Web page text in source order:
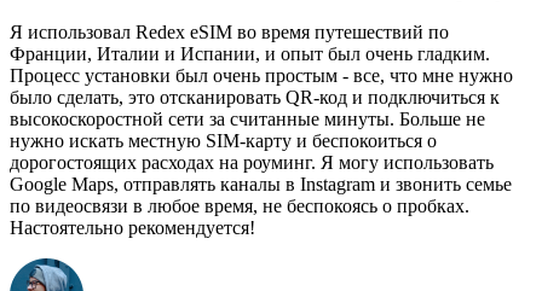
Я использовал Redex eSIM во время путешествий по
Франции, Италии и Испании, и опыт был очень гладким.
Процесс установки был очень простым - все, что мне нужно
было сделать, это отсканировать QR-код и подключиться к
высокоскоростной сети за считанные минуты. Больше не
нужно искать местную SIM-карту и беспокоиться о
дорогостоящих расходах на роуминг. Я могу использовать
Google Maps, отправлять каналы в Instagram и звонить семье
по видеосвязи в любое время, не беспокоясь о пробках.
Настоятельно рекомендуется!